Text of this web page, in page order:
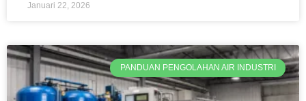
Januari 22, 2026
PANDUAN PENGOLAHAN AIR INDUSTRI